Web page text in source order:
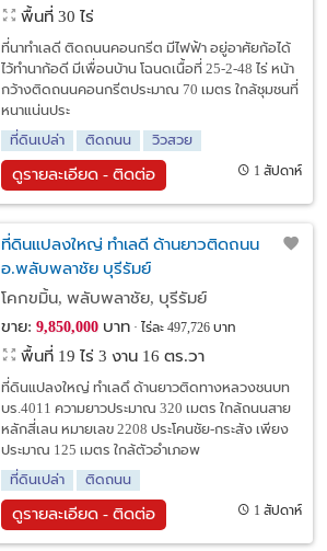
พื้นที่ 30 ไร่
ที่นาทำเลดี ติดถนนคอนกรีต มีไฟฟ้า อยู่อาศัยก้อได้
ไว้ทำนาก้อดี มีเพื่อนบ้าน โฉนดเนื้อที่ 25-2-48 ไร่ หน้า
กว้างติดถนนคอนกรีตประมาณ 70 เมตร ใกล้ชุมชนที่
หนาแน่นประ
ที่ดินเปล่า
ติดถนน วิวสวย
ดูรายละเอียด - ติดต่อ 1 สัปดาห์
ที่ดินแปลงใหญ่ ทำเลดี ด้านยาวติดถนน
อ.พลับพลาชัย บุรีรัมย์
โคกขมิ้น, พลับพลาชัย, บุรีรัมย์
ขาย: 9,850,000บาท ไร่ละ 497,726 บาท
พื้นที่ 19 ไร่ 3 งาน 16 ตร.วา
ที่ดินแปลงใหญ่ ทำเลดึ ด้านยาวติดทางหลวงชนบท
บร.4011 ความยาวประมาณ 320 เมตร ใกล้ถนนสาย
หลักสี่เลน หมายเลข 2208 ประโคนชัย-กระสัง เพียง
ประมาณ 125 เมตร ใกล้ตัวอำเภอพ
ที่ดินเปล่า
ติดถนน
ดูรายละเอียด - ติดต่อ 1 สัปดาห์